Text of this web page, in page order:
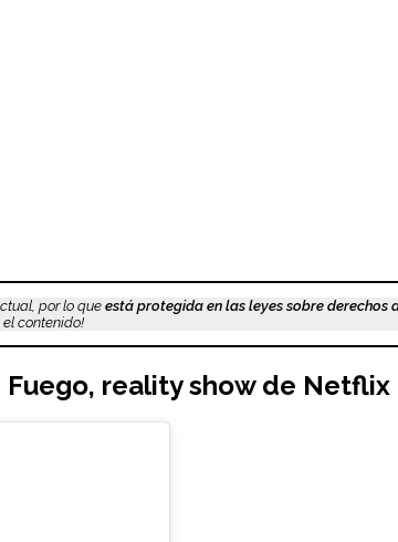
por lo que está protegida en las leyes sobre derechos
el contenido!
Fuego, reality show de Netflix